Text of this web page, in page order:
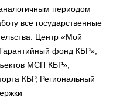
периодом
все государственные
Центр «Мой
фонд КБР»,
МСП КБР»,
КБР, Региональный